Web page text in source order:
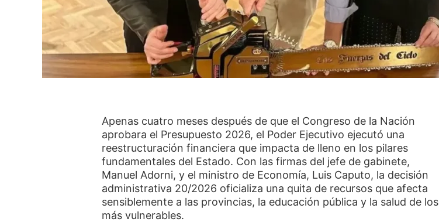
Apenas cuatro meses después de que el Congreso de la Nación
aprobara el Presupuesto 2026, el Poder Ejecutivo ejecutó una
reestructuración financiera que impacta de lleno en los pilares
fundamentales del Estado. Con las firmas del jefe de gabinete,
Manuel Adorni, y el ministro de Economía, Luis Caputo, la decisión
administrativa 20/2026 oficializa una quita de recursos que afecta
sensiblemente a las provincias, la educación pública y la salud de los
más vulnerables.